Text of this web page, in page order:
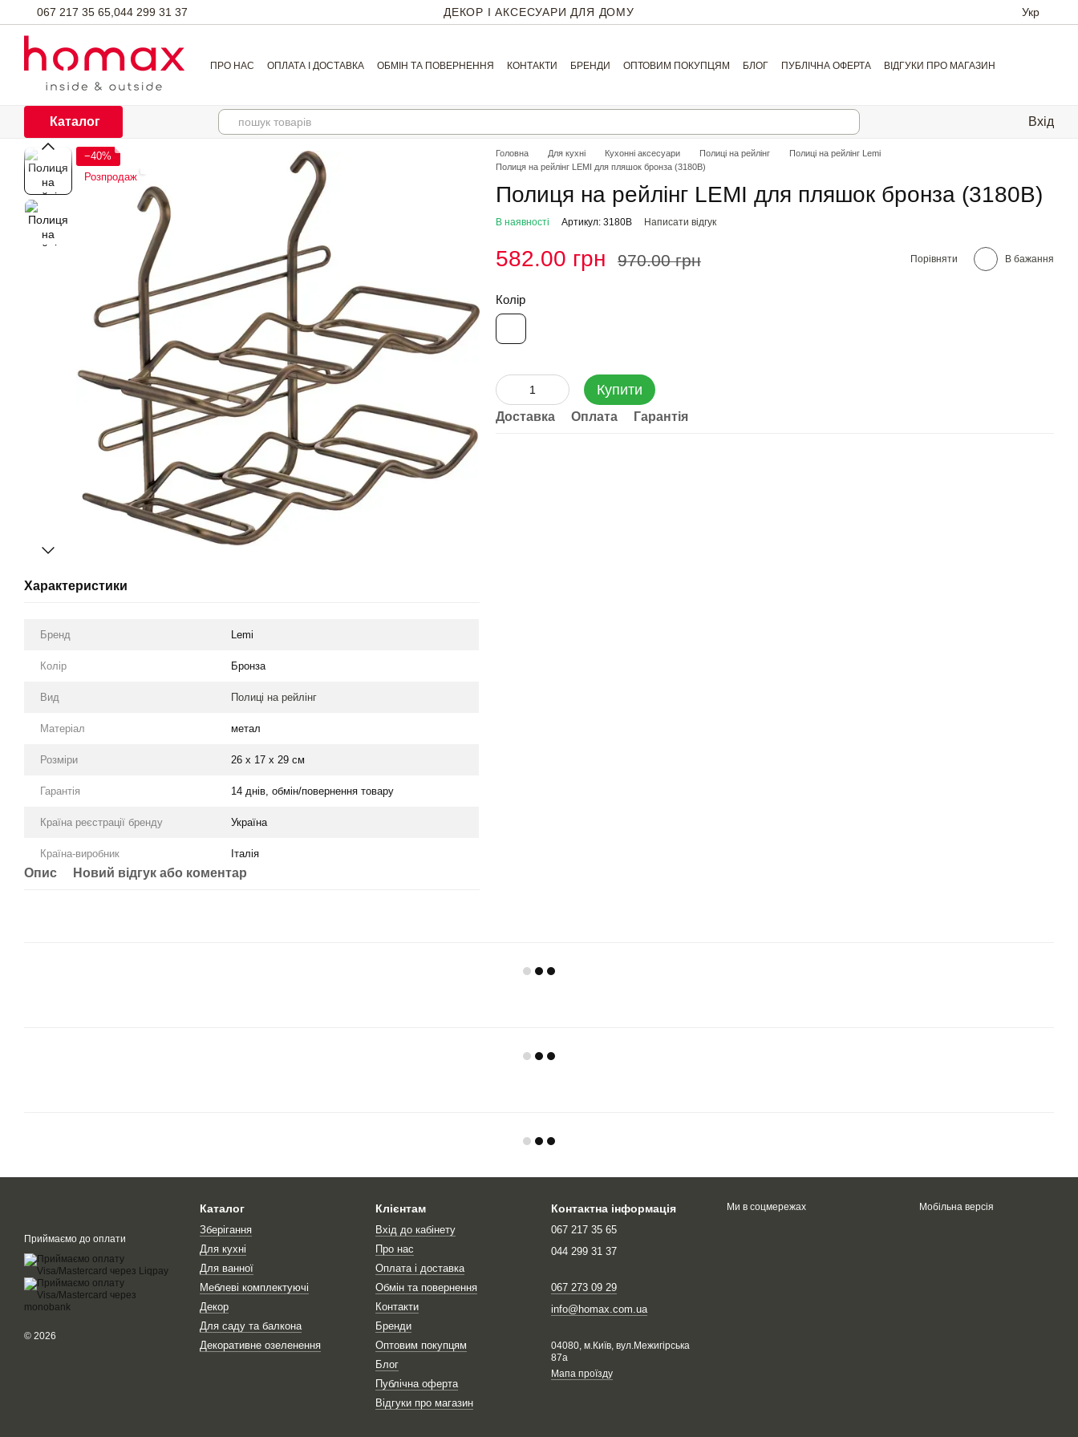
Перейти до основного контенту
067 217 35 65, 044 299 31 37 ДЕКОР І АКСЕСУАРИ ДЛЯ ДОМУ Укр
ПРО НАС ОПЛАТА І ДОСТАВКА ОБМІН ТА ПОВЕРНЕННЯ КОНТАКТИ БРЕНДИ ОПТОВИМ ПОКУПЦЯМ БЛОГ ПУБЛІЧНА ОФЕРТА ВІДГУКИ ПРО МАГАЗИН
Каталог Вхід
−40%
Розпродаж
Характеристики
Бренд Lemi
Колір Бронза
Вид Полиці на рейлінг
Матеріал метал
Розміри 26 x 17 x 29 см
Гарантія 14 днів, обмін/повернення товару
Країна реєстрації бренду Україна
Країна-виробник Італія
Опис Новий відгук або коментар
Головна Для кухні Кухонні аксесуари Полиці на рейлінг
Полиці на рейлінг Lemi
Полиця на рейлінг LEMI для пляшок бронза (3180В)
Полиця на рейлінг LEMI для пляшок бронза (3180В)
В наявності Артикул: 3180В Написати відгук
582.00 грн 970.00 грн Порівняти В бажання
Колір
Купити
Доставка Оплата Гарантія
Приймаємо до оплати
© 2026
Каталог
Зберігання
Для кухні
Для ванної
Меблеві комплектуючі
Декор
Для саду та балкона
Декоративне озеленення
Клієнтам
Вхід до кабінету
Про нас
Оплата і доставка
Обмін та повернення
Контакти
Бренди
Оптовим покупцям
Блог
Публічна оферта
Відгуки про магазин
Контактна інформація
067 217 35 65
044 299 31 37
067 273 09 29
info@homax.com.ua
04080, м.Київ, вул.Межигірська
87а
Мапа проїзду
Ми в соцмережах Мобільна версія